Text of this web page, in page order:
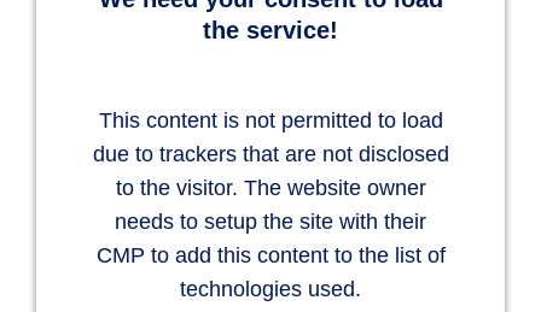
the service!
This content is not permitted to load
due to trackers that are not disclosed
to the visitor. The website owner
needs to setup the site with their
CMP to add this content to the list of
technologies used.